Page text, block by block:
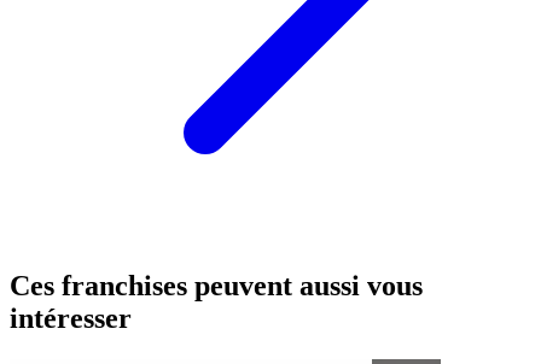
Ces franchises peuvent aussi vous
intéresser